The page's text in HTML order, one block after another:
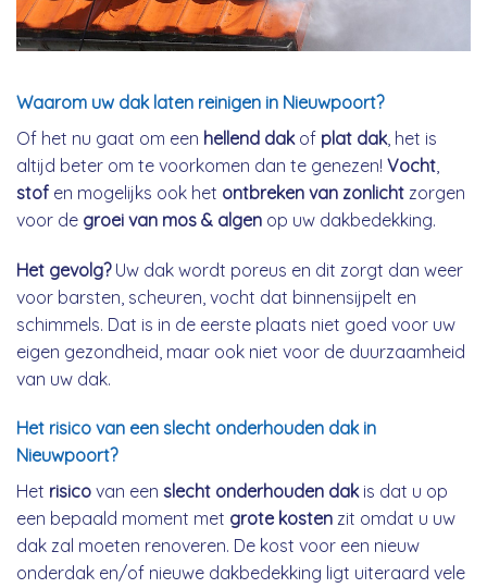
Waarom uw dak laten reinigen in Nieuwpoort?
Of het nu gaat om een hellend dakof plat dak, het is
altijd beter om te voorkomen dan te genezen! Vocht
stof en mogelijks ook het ontbreken van zonlicht zorgen
voor de groei van mos & algen op uw dakbedekking.
Het gevolg?Uw dak wordt poreus en dit zorgt dan weer
voor barsten, scheuren, vocht dat binnensijpelt en
schimmels. Dat is in de eerste plaats niet goed voor uw
eigen gezondheid, maar ook niet voor de duurzaamheid
van uw dak.
Het risico van een slecht onderhouden dak in
Nieuwpoort?
Het risico van een slecht onderhouden dakis dat u op
een bepaald moment met grote kosten zit omdat u uw
dak zal moeten renoveren. De kost voor een nieuw
onderdak en/of nieuwe dakbedekking ligt uiteraard vele